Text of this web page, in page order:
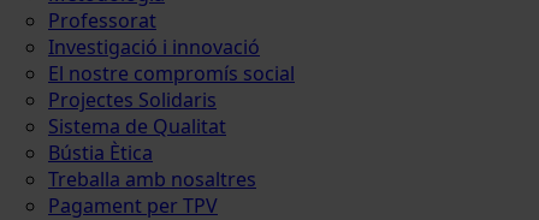
Professorat
Investigació i innovació
El nostre compromís social
Projectes Solidaris
Sistema de Qualitat
Bústia Ètica
Treballa amb nosaltres
Pagament per TPV